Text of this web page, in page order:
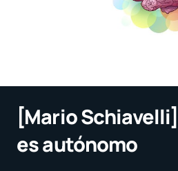
[Mario
es autónomo